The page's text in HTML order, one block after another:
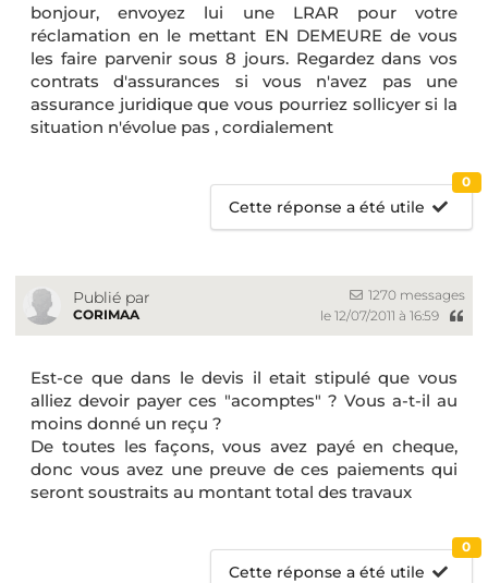
bonjour, envoyez lui une LRAR pour votre
réclamation en le mettant EN DEMEURE de vous
les faire parvenir sous 8 jours. Regardez dans vos
contrats d'assurances si vous n'avez pas une
assurance juridique que vous pourriez sollicyer si la
situation n'évolue pas , cordialement
Cette réponse a été utile
0
Publié par
CORIMAA
1270 messages
le 12/07/2011 à 16:59
Est-ce que dans le devis il etait stipulé que vous
alliez devoir payer ces "acomptes" ? Vous a-t-il au
moins donné un reçu ?
De toutes les façons, vous avez payé en cheque,
donc vous avez une preuve de ces paiements qui
seront soustraits au montant total des travaux
Cette réponse a été utile
0